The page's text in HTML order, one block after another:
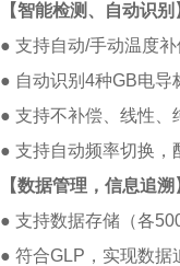
【智能检测、自动识别
● 支持自动/手动温度补
● 自动识别4种GB电导
● 支持不补偿、线性、
● 支持自动频率切换，
【数据管理 ，信息追溯
● 支持数据存储（各
● 符合GLP ， 实现数据